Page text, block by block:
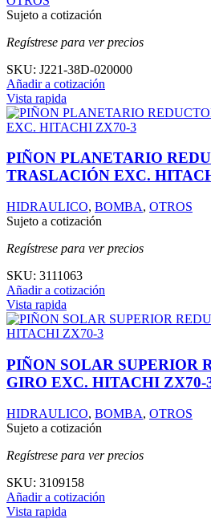
Sujeto a cotización
Regístrese para ver precios
SKU: J221-38D-020000
Añadir a cotización
Vista rapida
PIÑON PLANETARIO
TRASLACIÓN EXC.
HIDRAULICO, BOMBA, OTROS
Sujeto a cotización
Regístrese para ver precios
SKU: 3111063
Añadir a cotización
Vista rapida
PIÑON SOLAR SUPERIOR
GIRO EXC. HITACHI ZX70-
HIDRAULICO, BOMBA, OTROS
Sujeto a cotización
Regístrese para ver precios
SKU: 3109158
Añadir a cotización
Vista rapida